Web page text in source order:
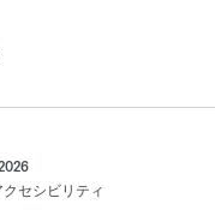
クセシビリティ